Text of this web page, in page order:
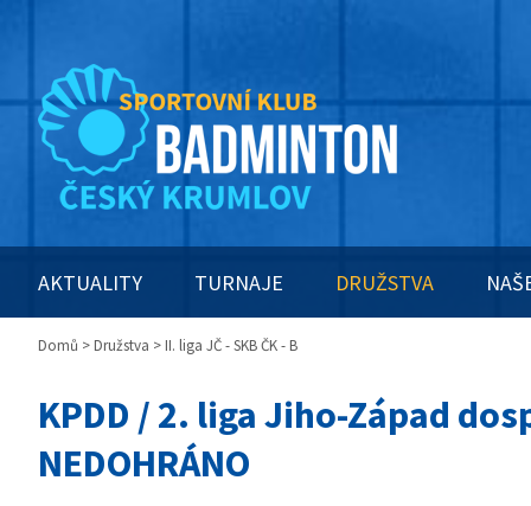
AKTUALITY TURNAJE DRUŽSTVA
Domů > Družstva > II. liga JČ - SKB ČK - B
KPDD / 2. liga Jiho-Západ
NEDOHRÁNO